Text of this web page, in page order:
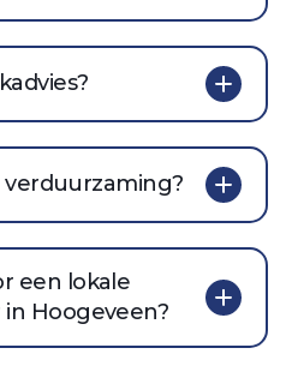
verduurzaming?
een lokale
Hoogeveen?